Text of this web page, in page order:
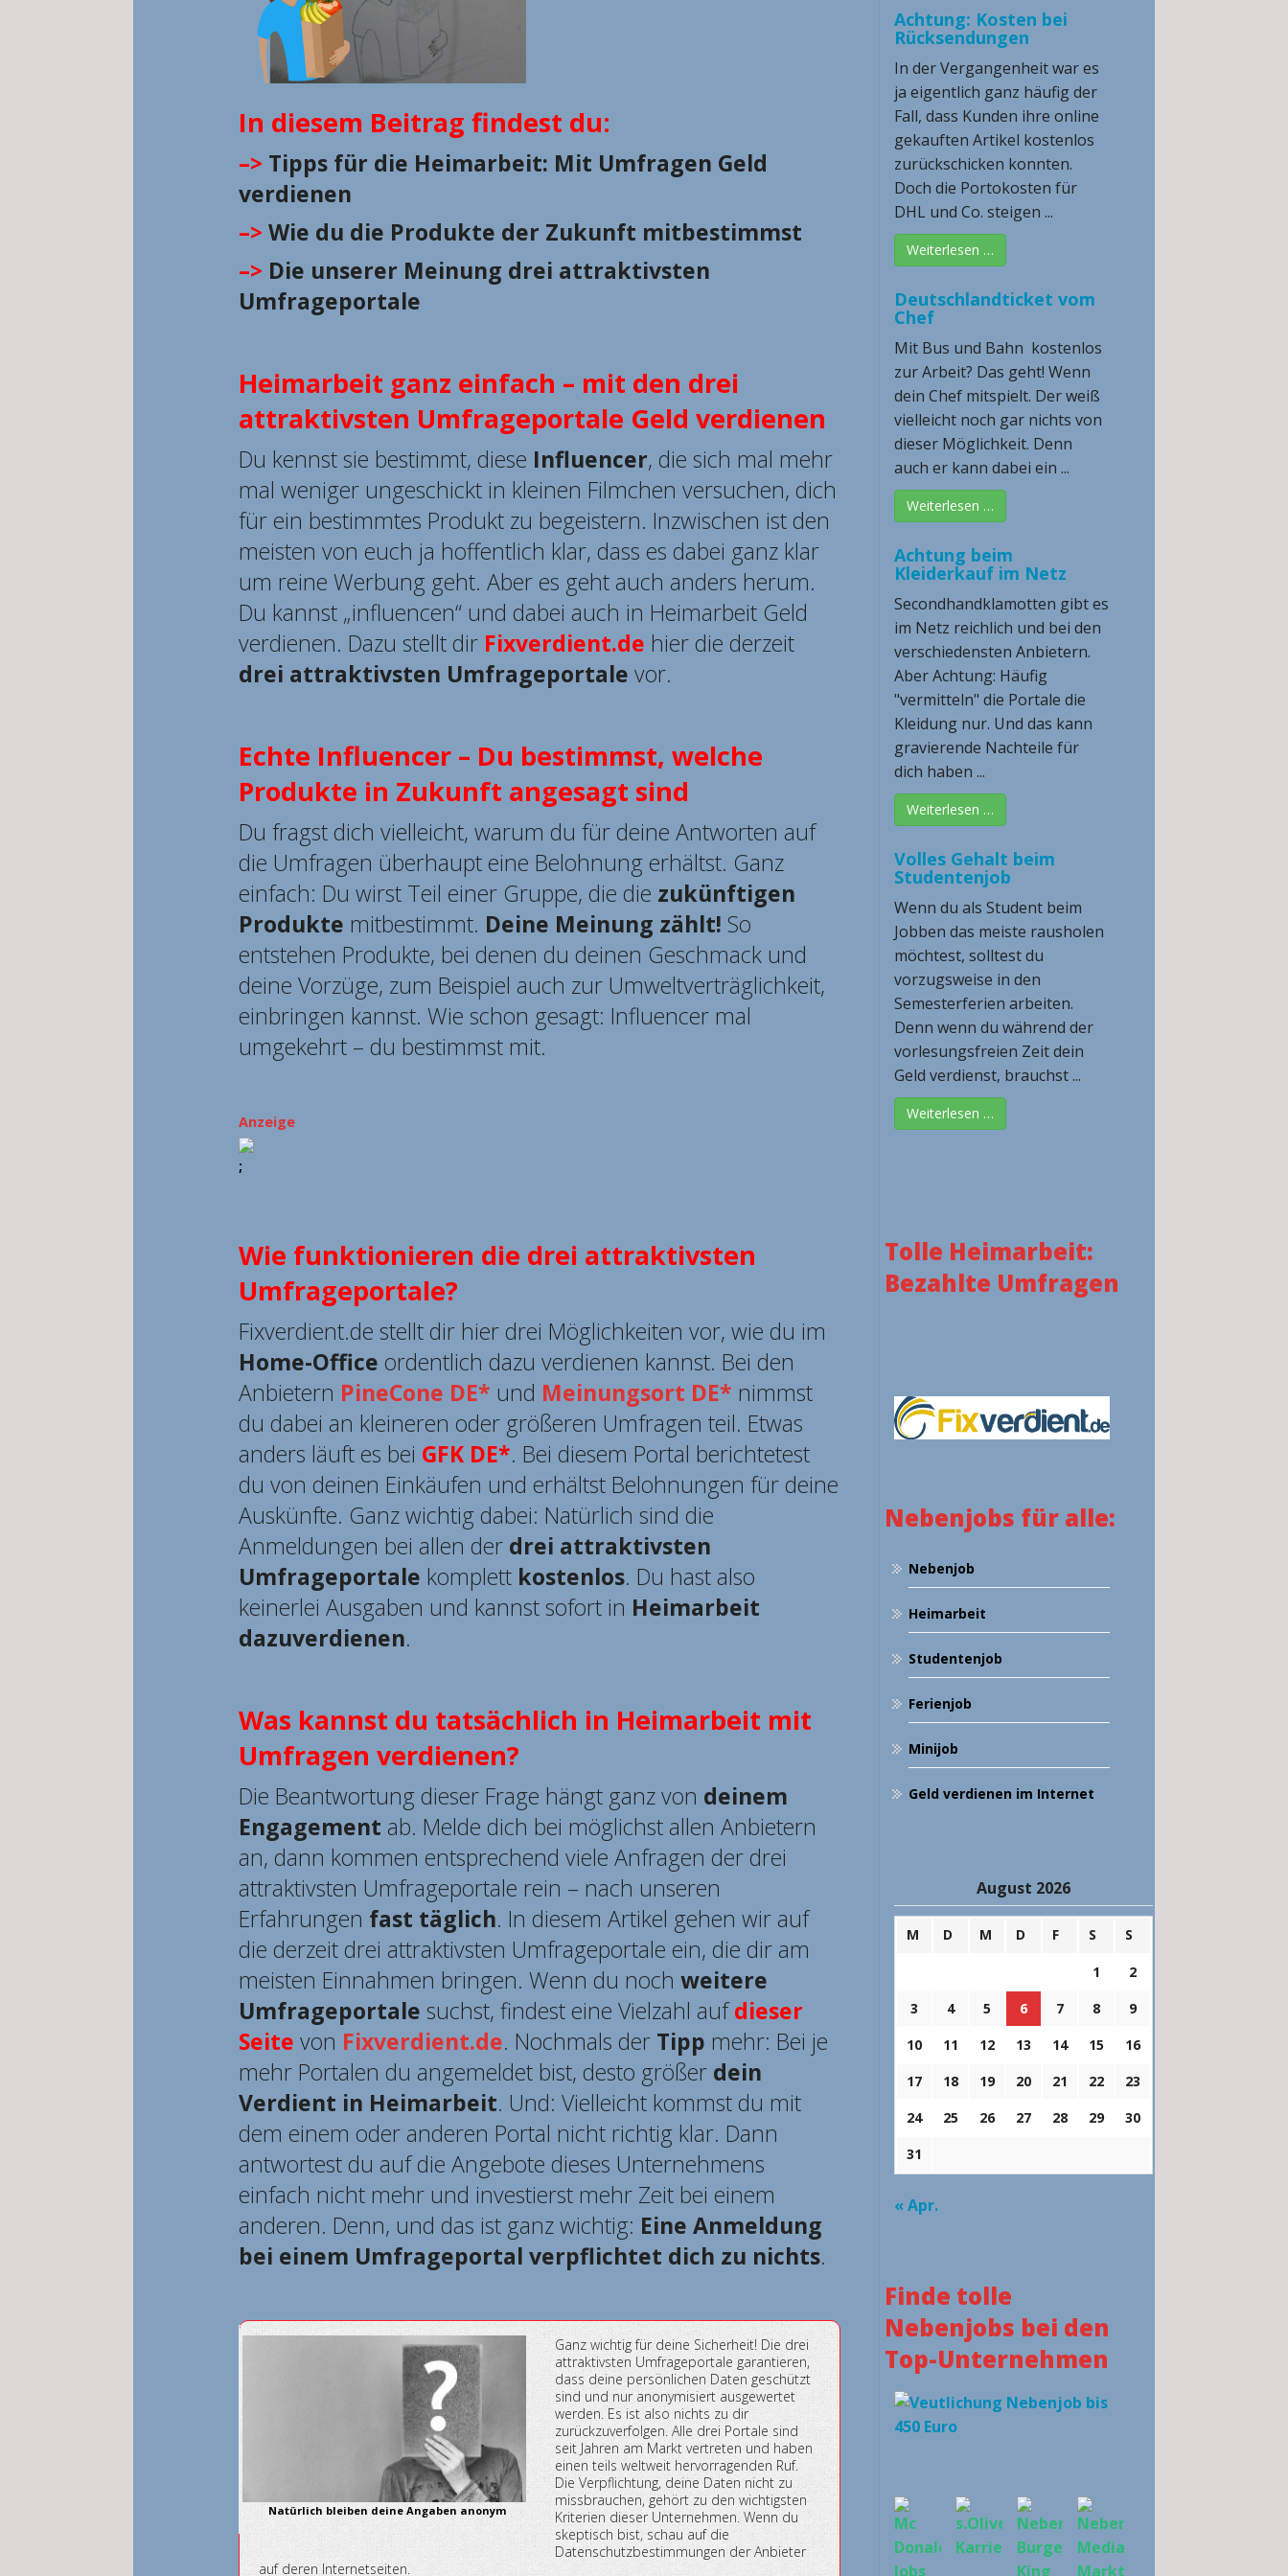
In diesem Beitrag findest du:
–> Tipps für die Heimarbeit: Mit Umfragen Geld
verdienen
–> Wie du die Produkte der Zukunft mitbestimmst
–> Die unserer Meinung drei attraktivsten
Umfrageportale
Heimarbeit ganz einfach – mit den drei
attraktivsten Umfrageportale Geld verdienen
Du kennst sie bestimmt, diese Influencer, die sich mal mehr
mal weniger ungeschickt in kleinen Filmchen versuchen, dich
für ein bestimmtes Produkt zu begeistern. Inzwischen ist den
meisten von euch ja hoffentlich klar, dass es dabei ganz klar
um reine Werbung geht. Aber es geht auch anders herum.
Du kannst „influencen“ und dabei auch in Heimarbeit Geld
verdienen. Dazu stellt dir Fixverdient.de hier die derzeit
drei attraktivsten Umfrageportale vor.
Echte Influencer – Du bestimmst, welche
Produkte in Zukunft angesagt sind
Du fragst dich vielleicht, warum du für deine Antworten auf
die Umfragen überhaupt eine Belohnung erhältst. Ganz
einfach: Du wirst Teil einer Gruppe, die die zukünftigen
Produkte mitbestimmt. Deine Meinung zählt! So
entstehen Produkte, bei denen du deinen Geschmack und
deine Vorzüge, zum Beispiel auch zur Umweltverträglichkeit,
einbringen kannst. Wie schon gesagt: Influencer mal
umgekehrt – du bestimmst mit.
Anzeige
;
Wie funktionieren die drei attraktivsten
Umfrageportale?
Fixverdient.de stellt dir hier drei Möglichkeiten vor, wie du im
Home-Office ordentlich dazu verdienen kannst. Bei den
Anbietern PineCone DE* und Meinungsort DE* nimmst
du dabei an kleineren oder größeren Umfragen teil. Etwas
anders läuft es bei GFK DE*. Bei diesem Portal berichtetest
du von deinen Einkäufen und erhältst Belohnungen für deine
Auskünfte. Ganz wichtig dabei: Natürlich sind die
Anmeldungen bei allen der drei attraktivsten
Umfrageportale komplett kostenlos. Du hast also
keinerlei Ausgaben und kannst sofort in Heimarbeit
dazuverdienen.
Was kannst du tatsächlich in Heimarbeit mit
Umfragen verdienen?
Die Beantwortung dieser Frage hängt ganz von deinem
Engagement ab. Melde dich bei möglichst allen Anbietern
an, dann kommen entsprechend viele Anfragen der drei
attraktivsten Umfrageportale rein – nach unseren
Erfahrungen fast täglich. In diesem Artikel gehen wir auf
die derzeit drei attraktivsten Umfrageportale ein, die dir am
meisten Einnahmen bringen. Wenn du noch weitere
Umfrageportale suchst, findest eine Vielzahl aufdieser
Seite von Fixverdient.de. Nochmals der Tipp mehr: Bei je
mehr Portalen du angemeldet bist, desto größer dein
Verdient in Heimarbeit. Und: Vielleicht kommst du mit
dem einem oder anderen Portal nicht richtig klar. Dann
antwortest du auf die Angebote dieses Unternehmens
einfach nicht mehr und investierst mehr Zeit bei einem
anderen. Denn, und das ist ganz wichtig: Eine Anmeldung
bei einem Umfrageportal verpflichtet dich zu nichts.
Natürlich bleiben deine Angaben anonym
Ganz wichtig für deine Sicherheit! Die drei
attraktivsten Umfrageportale garantieren,
dass deine persönlichen Daten geschützt
sind und nur anonymisiert ausgewertet
werden. Es ist also nichts zu dir
zurückzuverfolgen. Alle drei Portale sind
seit Jahren am Markt vertreten und haben
einen teils weltweit hervorragenden Ruf.
Die Verpflichtung, deine Daten nicht zu
missbrauchen, gehört zu den wichtigsten
Kriterien dieser Unternehmen. Wenn du
skeptisch bist, schau auf die
Datenschutzbestimmungen der Anbieter
auf deren Internetseiten.
Achtung: Kosten bei
Rücksendungen
In der Vergangenheit war es
ja eigentlich ganz häufig der
Fall, dass Kunden ihre online
gekauften Artikel kostenlos
zurückschicken konnten.
Doch die Portokosten für
DHL und Co. steigen ...
Weiterlesen …
Deutschlandticket vom
Chef
Mit Bus und Bahn kostenlos
zur Arbeit? Das geht! Wenn
dein Chef mitspielt. Der weiß
vielleicht noch gar nichts von
dieser Möglichkeit. Denn
auch er kann dabei ein ...
Weiterlesen …
Achtung beim
Kleiderkauf im Netz
Secondhandklamotten gibt es
im Netz reichlich und bei den
verschiedensten Anbietern.
Aber Achtung: Häufig
"vermitteln" die Portale die
Kleidung nur. Und das kann
gravierende Nachteile für
dich haben ...
Weiterlesen …
Volles Gehalt beim
Studentenjob
Wenn du als Student beim
Jobben das meiste rausholen
möchtest, solltest du
vorzugsweise in den
Semesterferien arbeiten.
Denn wenn du während der
vorlesungsfreien Zeit dein
Geld verdienst, brauchst ...
Weiterlesen …
Tolle Heimarbeit:
Bezahlte Umfragen
Nebenjobs für alle:
Nebenjob
Heimarbeit
Studentenjob
Ferienjob
Minijob
Geld verdienen im Internet
August 2026
M D M D F S S
1
2
3
4 5 6 7 8
9
10
11 12 13 14 15
16
17
18 19 20 21 22
23
24
25 26 27 28 29
30
31
« Apr.
Finde tolle
Nebenjobs bei den
Top-Unternehmen